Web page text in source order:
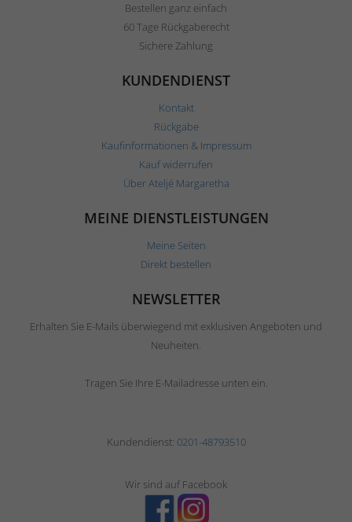
Bestellen ganz einfach
60 Tage Rückgaberecht
Sichere Zahlung
KUNDENDIENST
Kontakt
Rückgabe
Kaufinformationen & Impressum
Kauf widerrufen
Über Ateljé Margaretha
MEINE DIENSTLEISTUNGEN
Meine Seiten
Direkt bestellen
NEWSLETTER
Erhalten Sie E-Mails überwiegend mit exklusiven Angeboten und
Neuheiten.
Tragen Sie Ihre E-Mailadresse unten ein.
Kundendienst: 0201-48793510
Wir sind auf Facebook